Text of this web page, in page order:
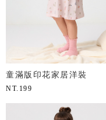
童滿版印花家居洋裝
NT. 199